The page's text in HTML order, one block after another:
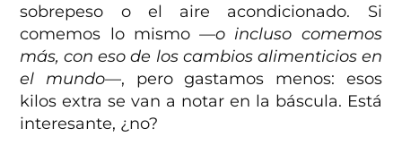
sobrepeso o el aire acondicionado. Si
comemos lo mismo—o incluso comemos
más, con eso de los cambios alimenticios en
el mundo—, pero gastamos menos: esos
kilos extra se van a notar en la báscula. Está
interesante, ¿no?